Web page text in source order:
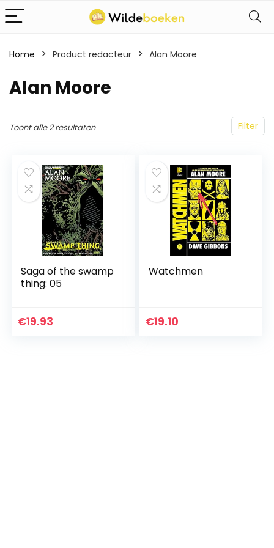
Home Product redacteur Alan Moore
Alan Moore
Filter
Toont alle 2 resultaten
Saga of the swamp
thing: 05
€19.93
Watchmen
€19.10